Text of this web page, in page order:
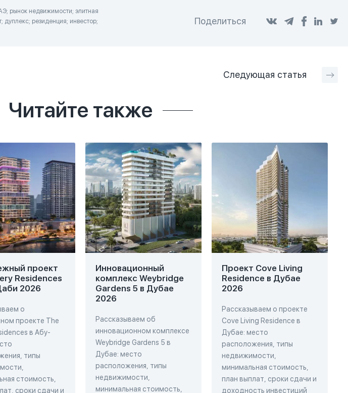
рынок недвижимости; элитная
дуплекс; резиденция; инвестор;
Поделиться
Следующая статья
Читайте также
проект
Residences
2026
о
проекте The
в Абу-
типы
стоимость,
сроки сдачи и
Инновационный
комплекс Weybridge
Gardens 5 в Дубае
2026
Рассказываем об
инновационном комплексе
Weybridge Gardens 5 в
Дубае: место
расположения, типы
недвижимости,
минимальная стоимость,
Проект Cove Living
Residence в Дубае
2026
Рассказываем о проекте
Cove Living Residence в
Дубае: место
расположения, типы
недвижимости,
минимальная стоимость,
план выплат, сроки сдачи и
доходность инвестиций